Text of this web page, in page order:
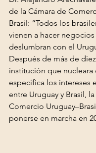
de la Cámara de
Brasil: “Todos los
vienen a hacer negocios
deslumbran con el
Después de más de
institución que nucleara
específica los intereses
entre Uruguay y Brasil,
Comercio
ponerse en marcha en